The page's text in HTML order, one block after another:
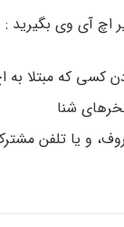
اچ آی وی بگیرید :
کسی که مبتلا
شنا
و یا تلفن